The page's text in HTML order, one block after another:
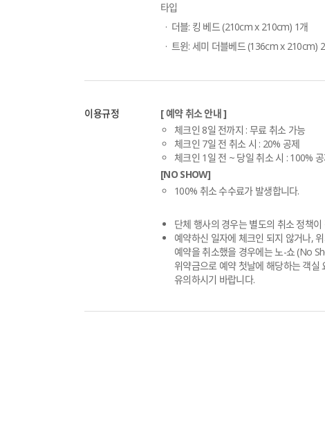
타입
  ·  더블: 킹 베드 (210cm x 210cm) 1개
·  트윈: 세미 더블베드 (136cm x 210cm)
이용규정
[ 예약 취소 안내 ]
체크인 8일 전까지 : 무료 취소 가능
체크인 7일 전 취소 시 : 20% 공제
체크인 1일 전 ~ 당일 취소 시 : 100%
[NO SHOW]
100% 취소 수수료가 발생합니다.
단체 행사의 경우는 별도의 취소 정책이
예약하신 일자에 체크인 되지 않거나,
예약을 취소했을 경우에는 노-쇼 (No
위약금으로 예약 첫날에 해당하는 객실
유의하시기 바랍니다.